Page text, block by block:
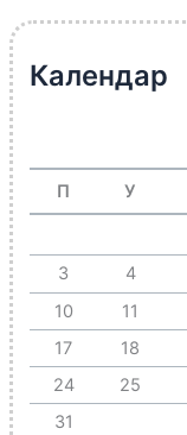
Календар
П У
3
4
10
11
17
18
24
25
31